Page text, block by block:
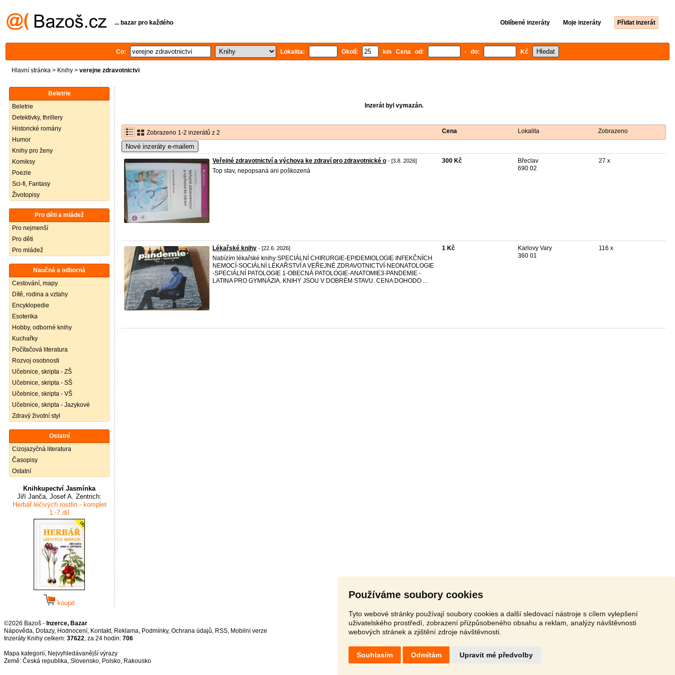
Používáme soubory cookies
Tyto webové stránky používají soubory cookies a další sledovací nástroje s cílem vylepšení
uživatelského prostředí, zobrazení přizpůsobeného obsahu a reklam, analýzy návštěvnosti
webových stránek a zjištění zdroje návštěvnosti.
Souhlasím Odmítám Upravit mé předvolby
... bazar pro každého Oblíbené inzeráty Moje inzeráty Přidat inzerát
Co: Lokalita: Okolí: km Cena od: - do: Kč
Hlavní stránka > Knihy > verejne zdravotnictvi
Beletrie
Beletrie
Detektivky, thrillery
Historické romány
Humor
Knihy pro ženy
Komiksy
Poezie
Sci-fi, Fantasy
Životopisy
Pro děti a mládež
Pro nejmenší
Pro děti
Pro mládež
Naučná a odborná
Cestování, mapy
Dítě, rodina a vztahy
Encyklopedie
Esoterika
Hobby, odborné knihy
Kuchařky
Počítačová literatura
Rozvoj osobnosti
Učebnice, skripta - ZŠ
Učebnice, skripta - SŠ
Učebnice, skripta - VŠ
Učebnice, skripta - Jazykové
Zdravý životní styl
Ostatní
Cizojazyčná literatura
Časopisy
Ostatní
Knihkupectví Jasmínka
Jiří Janča, Josef A. Zentrich:
Herbář léčivých rostlin - komplet
1.-7.díl
koupit
Inzerát byl vymazán.
Zobrazeno 1-2 inzerátů z 2 Cena Lokalita Zobrazeno
Nové inzeráty e-mailem
Veřejné zdravotnictví a výchova ke zdraví pro zdravotnické o - [3.8. 2026]
Top stav, nepopsaná ani poškozená
300 Kč
Břeclav
690 02
27 x
Lékařské knihy - [22.6. 2026]
Nabízím lékařské knihy SPECIÁLNÍ CHIRURGIE-EPIDEMIOLOGIE INFEKČNÍCH
NEMOCÍ-SOCIÁLNÍ LÉKAŘSTVÍ A VEŘEJNÉ ZDRAVOTNICTVÍ-NEONATOLOGIE
-SPECIÁLNÍ PATOLOGIE 1-OBECNÁ PATOLOGIE-ANATOMIE3-PANDEMIE -
LATINA PRO GYMNÁZIA. KNIHY JSOU V DOBRÉM STAVU. CENA DOHODO ...
1 Kč
Karlovy Vary
360 01
116 x
©2026 Bazoš - Inzerce, Bazar
Nápověda, Dotazy, Hodnocení, Kontakt, Reklama, Podmínky, Ochrana údajů, RSS,
Inzeráty Knihy celkem: 37622, za 24 hodin: 706
Mapa kategorií, Nejvyhledávanější výrazy
Země: Česká republika, Slovensko, Polsko, Rakousko